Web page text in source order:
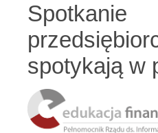
spotykają w